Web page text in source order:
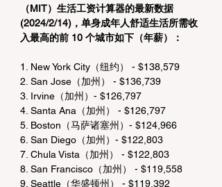
（MIT）生活工资计算器的最新数据
(2024/2/14)，单身成年人舒适生活所需收
入最高的前 10 个城市如下（年薪）：
1. New York City（纽约） - $138,579
2. San Jose（加州） - $136,739
3. Irvine（加州）- $126,797
4. Santa Ana（加州） - $126,797
5. Boston（马萨诸塞州）- $124,966
6. San Diego（加州）- $122,803
7. Chula Vista（加州） - $122,803
8. San Francisco（加州） - $119,558
9. Seattle（华盛顿州） - $119,392